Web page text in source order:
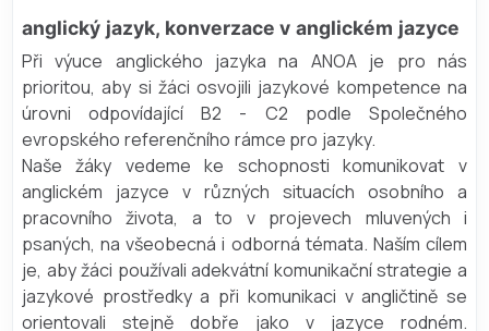
anglický jazyk, konverzace v anglickém jazyce
Při výuce anglického jazyka na ANOA je pro nás
prioritou, aby si žáci osvojili jazykové kompetence na
úrovni odpovídající B2 - C2 podle Společného
evropského referenčního rámce pro jazyky.
Naše žáky vedeme ke schopnosti komunikovat v
anglickém jazyce v různých situacích osobního a
pracovního života, a to v projevech mluvených i
psaných, na všeobecná i odborná témata. Naším cílem
je, aby žáci používali adekvátní komunikační strategie a
jazykové prostředky a při komunikaci v angličtině se
orientovali stejně dobře jako v jazyce rodném.